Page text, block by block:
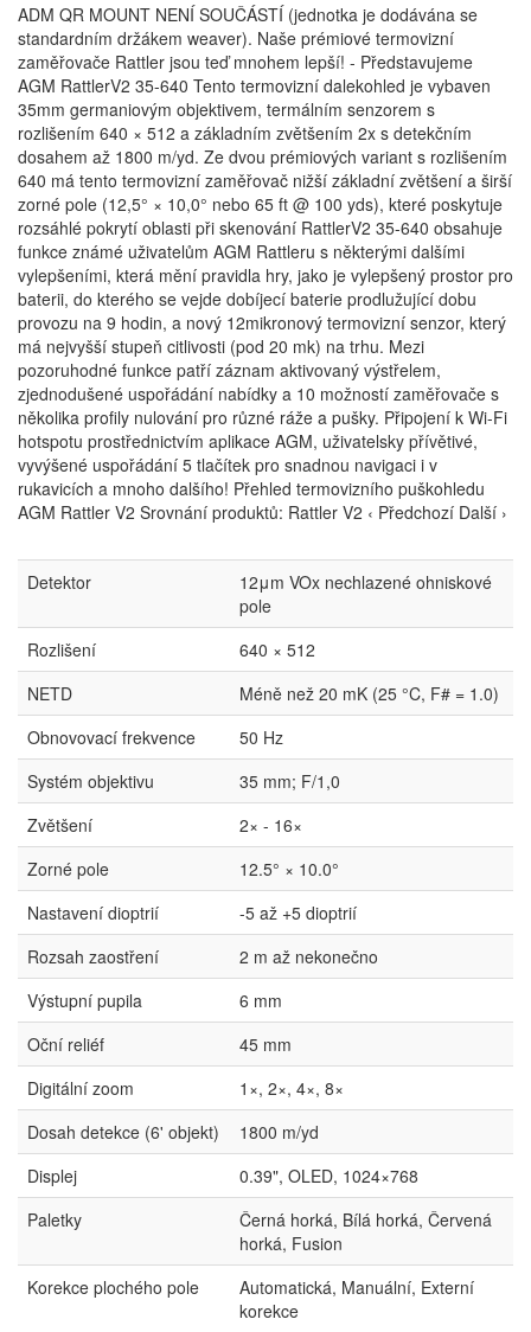
ADM QR MOUNT NENÍ SOUČÁSTÍ (jednotka je dodávána se
standardním držákem weaver). Naše prémiové termovizní
zaměřovače Rattler jsou teď mnohem lepší! - Představujeme
AGM RattlerV2 35-640 Tento termovizní dalekohled je vybaven
35mm germaniovým objektivem, termálním senzorem s
rozlišením 640 × 512 a základním zvětšením 2x s detekčním
dosahem až 1800 m/yd. Ze dvou prémiových variant s rozlišením
640 má tento termovizní zaměřovač nižší základní zvětšení a širší
zorné pole (12,5° × 10,0° nebo 65 ft @ 100 yds), které poskytuje
rozsáhlé pokrytí oblasti při skenování RattlerV2 35-640 obsahuje
funkce známé uživatelům AGM Rattleru s některými dalšími
vylepšeními, která mění pravidla hry, jako je vylepšený prostor pro
baterii, do kterého se vejde dobíjecí baterie prodlužující dobu
provozu na 9 hodin, a nový 12mikronový termovizní senzor, který
má nejvyšší stupeň citlivosti (pod 20 mk) na trhu. Mezi
pozoruhodné funkce patří záznam aktivovaný výstřelem,
zjednodušené uspořádání nabídky a 10 možností zaměřovače s
několika profily nulování pro různé ráže a pušky. Připojení k Wi-Fi
hotspotu prostřednictvím aplikace AGM, uživatelsky přívětivé,
vyvýšené uspořádání 5 tlačítek pro snadnou navigaci i v
rukavicích a mnoho dalšího! Přehled termovizního puškohledu
AGM Rattler V2 Srovnání produktů: Rattler V2 ‹ Předchozí Další ›
Detektor
12μm VOx nechlazené ohniskové
pole
Rozlišení
640 × 512
NETD
Méně než 20 mK (25 °C, F# = 1.0)
Obnovovací frekvence
50 Hz
Systém objektivu
35 mm; F/1,0
Zvětšení
2× - 16×
Zorné pole
12.5° × 10.0°
Nastavení dioptrií
-5 až +5 dioptrií
Rozsah zaostření
2 m až nekonečno
Výstupní pupila
6 mm
Oční reliéf
45 mm
Digitální zoom
1×, 2×, 4×, 8×
Dosah detekce (6' objekt)
1800 m/yd
Displej
0.39", OLED, 1024×768
Paletky
Černá horká, Bílá horká, Červená
horká, Fusion
Korekce plochého pole
Automatická, Manuální, Externí
korekce